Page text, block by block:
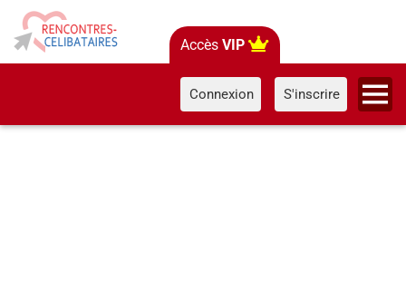
Accès VIP
Connexion S'inscrire